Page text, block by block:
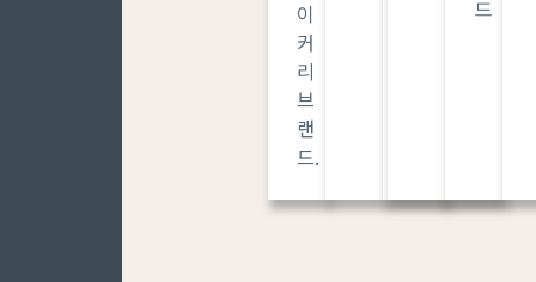
이
커
리
브
랜
드.
드